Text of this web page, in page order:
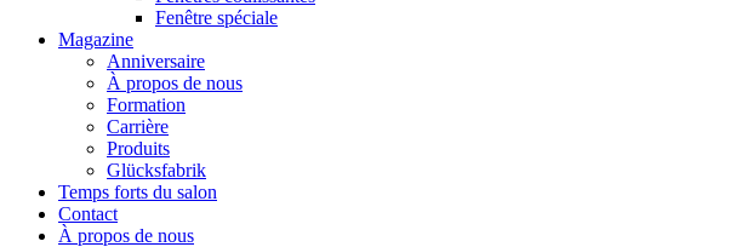
Fenêtre spéciale
Magazine
Anniversaire
À propos de nous
Formation
Carrière
Produits
Glücksfabrik
Temps forts du salon
Contact
À propos de nous